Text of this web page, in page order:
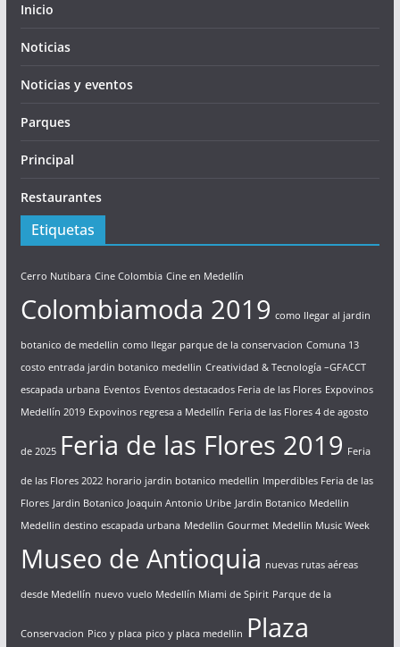
Inicio
Noticias
Noticias y eventos
Parques
Principal
Restaurantes
Etiquetas
Cerro Nutibara Cine Colombia Cine en Medellín
Colombiamoda 2019 como llegar al jardin
botanico de medellin como llegar parque de la conservacion Comuna 13
costo entrada jardin botanico medellin Creatividad & Tecnología –GFACCT
escapada urbana Eventos Eventos destacados Feria de las Flores Expovinos
Medellín 2019 Expovinos regresa a Medellín Feria de las Flores 4 de agosto
de 2025 Feria de las Flores 2019 Feria
de las Flores 2022 horario jardin botanico medellin Imperdibles Feria de las
Flores Jardin Botanico Joaquin Antonio Uribe Jardin Botanico Medellin
Medellin destino escapada urbana Medellin Gourmet Medellin Music Week
Museo de Antioquia nuevas rutas aéreas
desde Medellín nuevo vuelo Medellín Miami de Spirit Parque de la
Conservacion Pico y placa pico y placa medellin Plaza